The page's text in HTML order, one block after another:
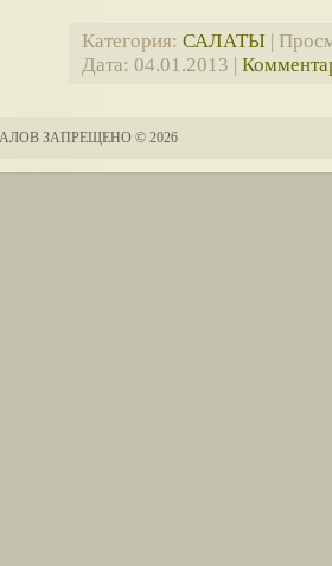
Категория: САЛАТЫ |
Дата: 04.01.2013 |
ЗАПРЕЩЕНО © 2026